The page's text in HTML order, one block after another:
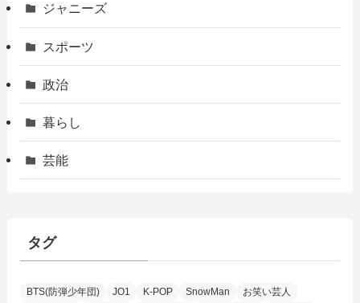
ジャニーズ
スポーツ
政治
暮らし
芸能
タグ
BTS(防弾少年団) JO1 K-POP SnowMan
お笑い芸人